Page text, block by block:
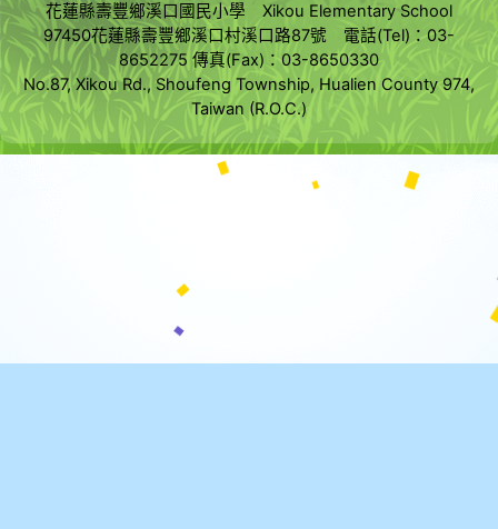
花蓮縣壽豐鄉溪口國民小學 Xikou Elementary School
97450花蓮縣壽豐鄉溪口村溪口路87號 電話(Tel)：03-
8652275 傳真(Fax)：03-8650330
No.87, Xikou Rd., Shoufeng Township, Hualien County 974,
Taiwan (R.O.C.)